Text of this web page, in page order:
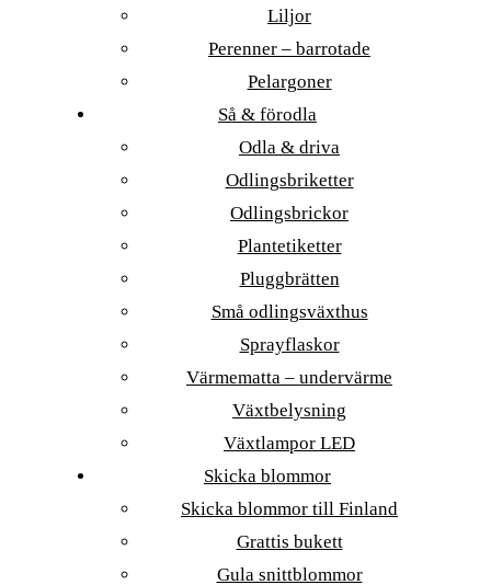
Liljor
Perenner – barrotade
Pelargoner
Så & förodla
Odla & driva
Odlingsbriketter
Odlingsbrickor
Plantetiketter
Pluggbrätten
Små odlingsväxthus
Sprayflaskor
Värmematta – undervärme
Växtbelysning
Växtlampor LED
Skicka blommor
Skicka blommor till Finland
Grattis bukett
Gula snittblommor